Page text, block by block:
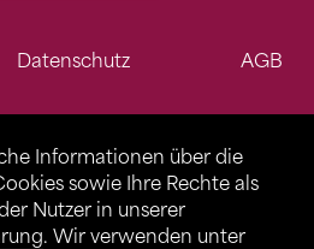
Informationen über die
sowie Ihre Rechte als
Nutzer in unserer
. Wir verwenden unter
Datenschutz AGB